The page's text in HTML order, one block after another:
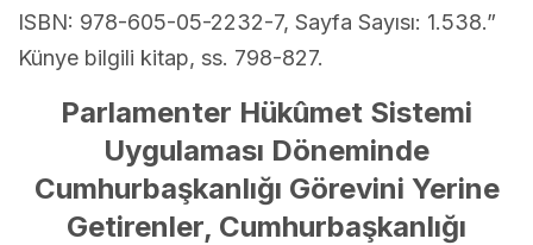
ISBN: 978-605-05-2232-7, Sayfa Sayısı: 1.538.”
Künye bilgili kitap, ss. 798-827.
Parlamenter Hükûmet Sistemi
Uygulaması Döneminde
Cumhurbaşkanlığı Görevini Yerine
Getirenler, Cumhurbaşkanlığı